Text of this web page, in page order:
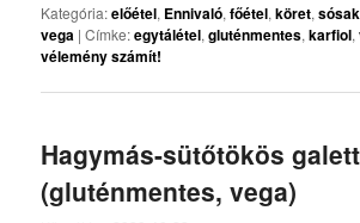
Kategória:előétel, Ennivaló,főétel,köret,sósak
vega |Címke:egytálétel,gluténmentes,karfiol,
vélemény számít!
Hagymás-sütőtökös
(gluténmentes, vega)